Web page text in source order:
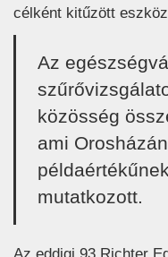
célként kitűzött
Az
közösség
ami
mutatkozott.